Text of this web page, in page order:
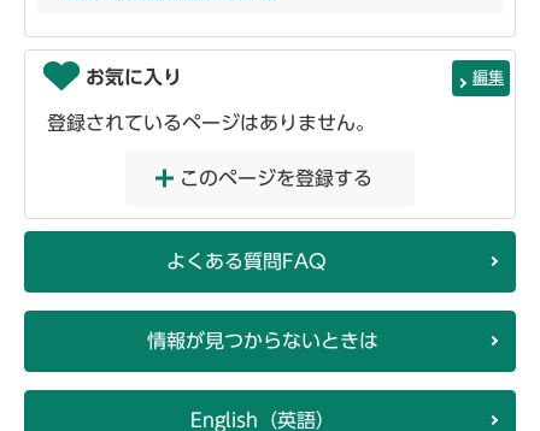
お気に入り 編集
登録されているページはありません。
このページを登録する
よくある質問FAQ
情報が見つからないときは
English（英語）